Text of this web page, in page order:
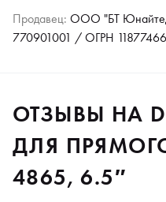
Продавец: ООО "БТ
770901001 / ОГРН
ОТЗЫВЫ НА
ДЛЯ
4865, 6.5″